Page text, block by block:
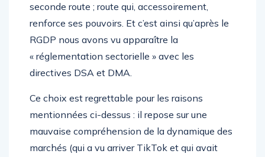
seconde route ; route qui, accessoirement,
renforce ses pouvoirs. Et c’est ainsi qu’après le
RGDP nous avons vu apparaître la
« réglementation sectorielle » avec les
directives DSA et DMA.
Ce choix est regrettable pour les raisons
mentionnées ci-dessus : il repose sur une
mauvaise compréhension de la dynamique des
marchés (qui a vu arriver TikTok et qui avait